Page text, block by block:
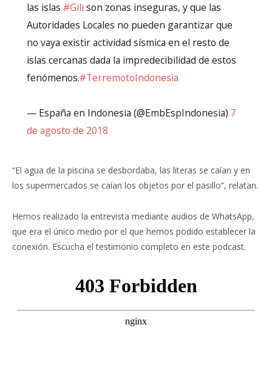
las islas #Gili son zonas inseguras, y que las
Autoridades Locales no pueden garantizar que
no vaya existir actividad sísmica en el resto de
islas cercanas dada la impredecibilidad de estos
fenómenos.#TerremotoIndonesia
— España en Indonesia (@EmbEspIndonesia) 7
de agosto de 2018
“El agua de la piscina se desbordaba, las literas se caían y en
los supermercados se caían los objetos por el pasillo”, relatan.
Hemos realizado la entrevista mediante audios de WhatsApp,
que era el único medio por el que hemos podido establecer la
conexión. Escucha el testimonio completo en este podcast.